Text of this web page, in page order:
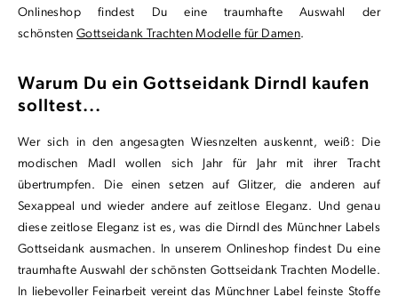
Onlineshop findest Du eine traumhafte Auswahl der
schönstenGottseidank Trachten Modelle für Damen.
Warum Du ein Gottseidank Dirndl kaufen
solltest...
Wer sich in den angesagten Wiesnzelten auskennt, weiß: Die
modischen Madl wollen sich Jahr für Jahr mit ihrer Tracht
übertrumpfen. Die einen setzen auf Glitzer, die anderen auf
Sexappeal und wieder andere auf zeitlose Eleganz. Und genau
diese zeitlose Eleganz ist es, was die Dirndl des Münchner Labels
Gottseidank ausmachen. In unserem Onlineshop findest Du eine
traumhafte Auswahl der schönsten Gottseidank Trachten Modelle.
In liebevoller Feinarbeit vereint das Münchner Label feinste Stoffe